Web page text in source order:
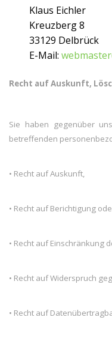
Klaus Eichler
Kreuzberg 8
33129 Delbrück
E-Mail:
Recht auf Auskunft,
Sie haben gegenüber
betreffenden
• Recht auf Auskunft,
• Recht auf Berichtigung
• Recht auf Einschränkung
• Recht auf Widerspruch
• Recht auf